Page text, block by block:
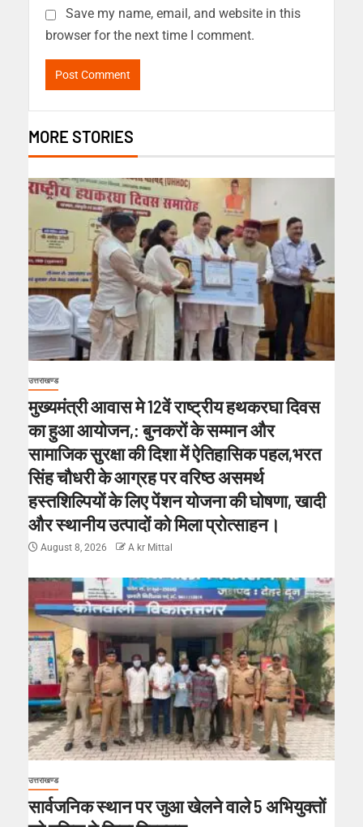
Save my name, email, and website in this
browser for the next time I comment.
MORE STORIES
उत्तराखण्ड
मुख्यमंत्री आवास मे 12वें राष्ट्रीय हथकरघा दिवस
का हुआ आयोजन,: बुनकरों के सम्मान और
सामाजिक सुरक्षा की दिशा में ऐतिहासिक पहल,भरत
सिंह चौधरी के आग्रह पर वरिष्ठ असमर्थ
हस्तशिल्पियों के लिए पेंशन योजना की घोषणा, खादी
और स्थानीय उत्पादों को मिला प्रोत्साहन।
August 8, 2026 A kr Mittal
उत्तराखण्ड
सार्वजनिक स्थान पर जुआ खेलने वाले 5 अभियुक्तों